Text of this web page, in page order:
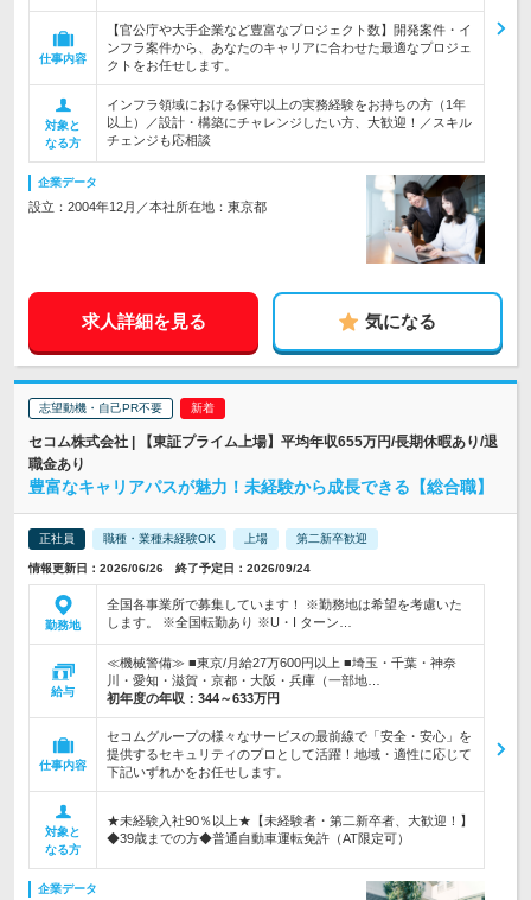
仕事内容
【官公庁や大手企業など豊富なプロジェクト数】開発案件・イ
ンフラ案件から、あなたのキャリアに合わせた最適なプロジェ
クトをお任せします。
対象と
なる方
インフラ領域における保守以上の実務経験をお持ちの方（1年
以上）／設計・構築にチャレンジしたい方、大歓迎！／スキル
チェンジも応相談
企業データ
設立：2004年12月／本社所在地：東京都
求人詳細を見る 気になる
志望動機・自己PR不要
セコム株式会社 | 【東証プライム上場】平均年収655万円/長期休暇あり/退
職金あり
豊富なキャリアパスが魅力！未経験から成長できる【総合職】
正社員 職種・業種未経験OK 上場 第二新卒歓迎
情報更新日：2026/06/26 終了予定日：2026/09/24
勤務地
全国各事業所で募集しています！ ※勤務地は希望を考慮いた
します。 ※全国転勤あり ※U・I ターン…
給与
≪機械警備≫ ■東京/月給27万600円以上 ■埼玉・千葉・神奈
川・愛知・滋賀・京都・大阪・兵庫（一部地…
初年度の年収： 344～633万円
仕事内容
セコムグループの様々なサービスの最前線で「安全・安心」を
提供するセキュリティのプロとして活躍！地域・適性に応じて
下記いずれかをお任せします。
対象と
なる方
★未経験入社90％以上★【未経験者・第二新卒者、大歓迎！】
◆39歳までの方◆普通自動車運転免許（AT限定可）
企業データ